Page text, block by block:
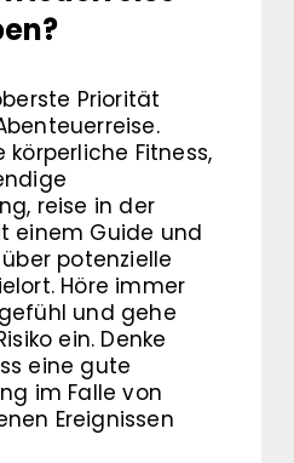
Priorität
Fitness,
reise in der
einem Guide und
potenzielle
Höre immer
und gehe
ein. Denke
eine gute
im Falle von
Ereignissen